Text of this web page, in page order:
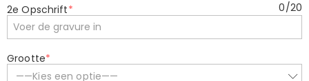
2e Opschrift* 0/20
Grootte*
——Kies een optie——